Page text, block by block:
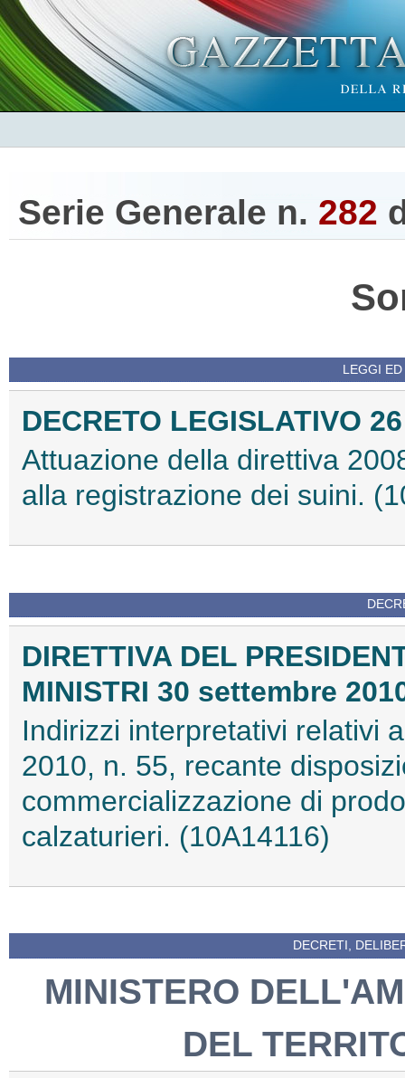
Serie Generale n. 282
LEGGI
DECRETO LEGISLATIVO
Attuazione della direttiva
alla registrazione dei suini.
DIRETTIVA DEL
MINISTRI 30 settembre
Indirizzi interpretativi relativi
2010, n. 55, recante
commercializzazione di
calzaturieri. (10A14116)
DECRETI,
MINISTERO
DEL